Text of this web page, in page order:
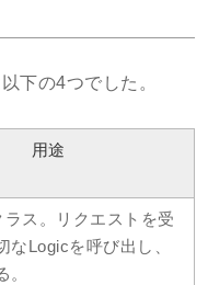
下の4つでした。
用途
ス。リクエストを受
なLogicを呼び出し、